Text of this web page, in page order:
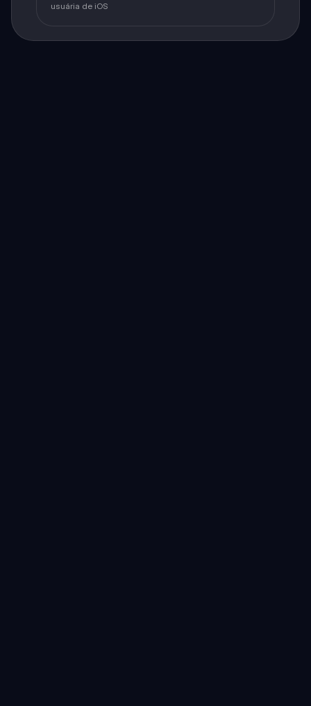
usuária de iOS